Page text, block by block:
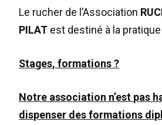
Le rucher de l’Association
PILAT est destiné à la
Stages, formations ?
Notre association n’est pas
dispenser des formations